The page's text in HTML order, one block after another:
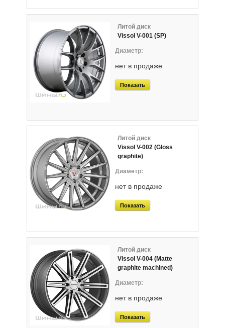
Литой диск
Vissol V-001 (SP)
нет в продаже
Показать
Литой диск
Vissol V-002 (Gloss
graphite)
нет в продаже
Показать
Литой диск
Vissol V-004 (Matte
graphite machined)
нет в продаже
Показать